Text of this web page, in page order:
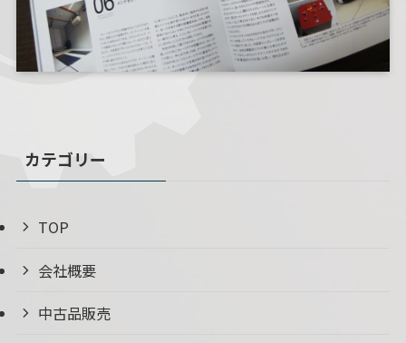
カテゴリー
TOP
会社概要
中古品販売